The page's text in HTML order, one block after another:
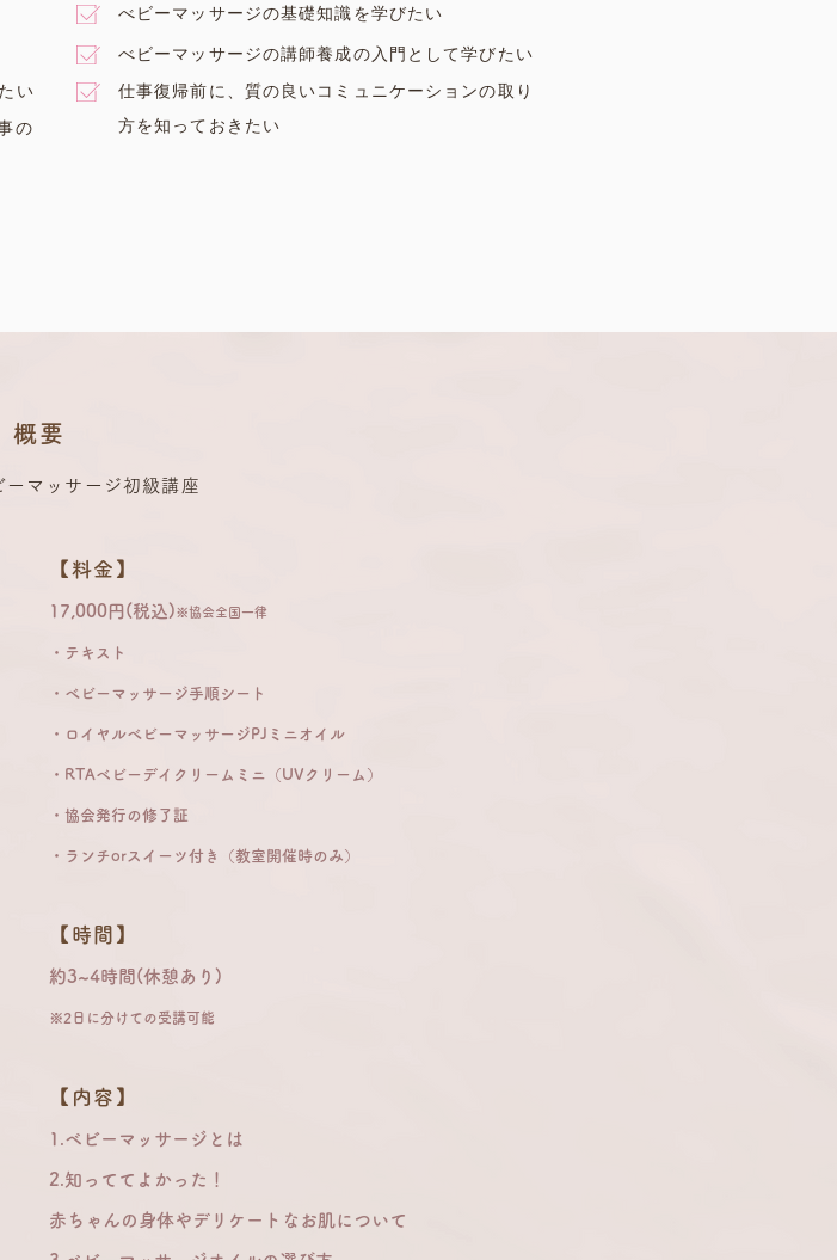
い
の
べビーマッサージの基礎知識を学びたい
べビーマッサージの講師養成の入門として学びたい
仕事復帰前に、質の良いコミュニケーションの取り
方を知っておきたい
概要
ーマッサージ初級講座
【料金】
17,000円(税込)※協会全国一律
・ テキスト
・べビーマッサージ手順シート
・ロイヤルべビーマッサージPJミニオイル
・RTAベビーデイクリームミニ（UVクリーム）
・協会発行の修了証
​・ラン チorスイーツ付き（教室開催時のみ）
【時 間】
約3~4時間(休憩 あり)
※2日に分けての受講可能
【内容】
1.ベビーマッサージとは
2.知っててよかった！
赤ちゃんの身体やデリケートなお肌について